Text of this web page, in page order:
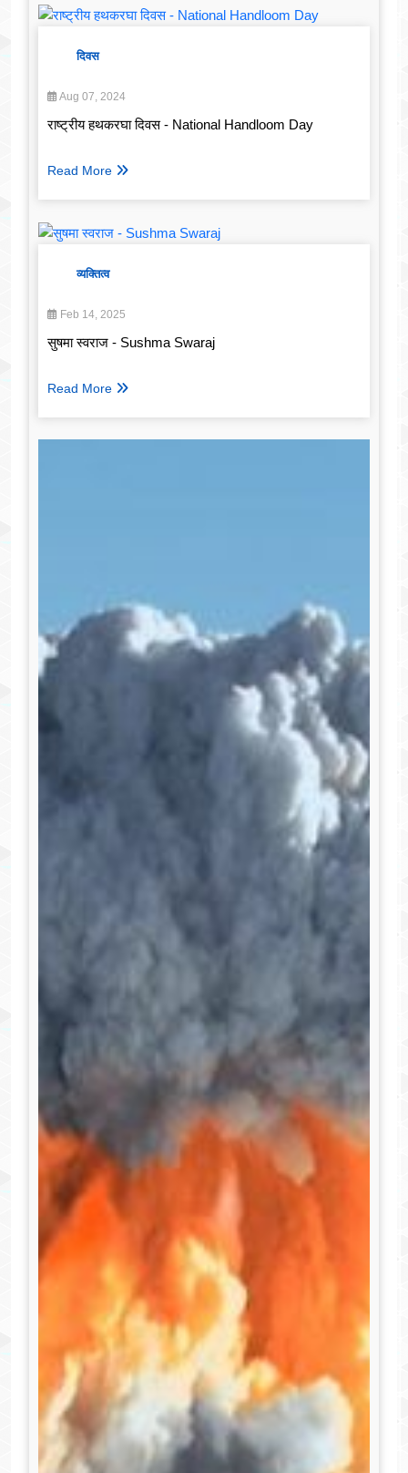
दिवस
Aug 07, 2024
राष्ट्रीय हथकरघा दिवस - National Handloom Day
Read More
व्यक्तित्व
Feb 14, 2025
सुषमा स्वराज - Sushma Swaraj
Read More